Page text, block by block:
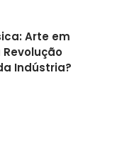
Arte em
Revolução
Indústria?